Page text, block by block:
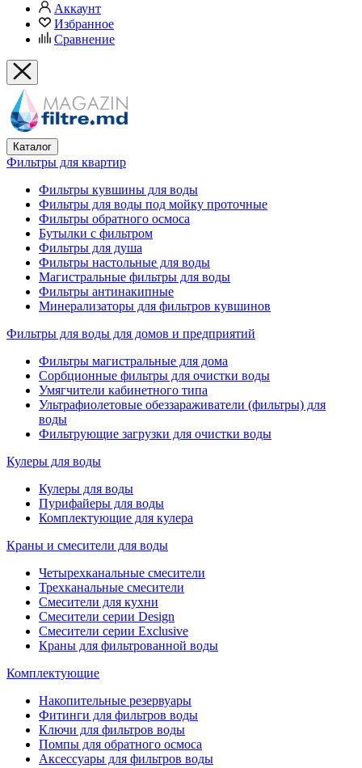
Аккаунт
Избранное
Сравнение
Каталог
Фильтры для квартир
Фильтры кувшины для воды
Фильтры для воды под мойку проточные
Фильтры обратного осмоса
Бутылки с фильтром
Фильтры для душа
Фильтры настольные для воды
Магистральные фильтры для воды
Фильтры антинакипные
Минерализаторы для фильтров кувшинов
Фильтры для воды для домов и предприятий
Фильтры магистральные для дома
Сорбционные фильтры для очистки воды
Умягчители кабинетного типа
Ультрафиолетовые обеззараживатели (фильтры) для
воды
Фильтрующие загрузки для очистки воды
Кулеры для воды
Кулеры для воды
Пурифайеры для воды
Комплектующие для кулера
Краны и смесители для воды
Четырехканальные смесители
Трехканальные смесители
Смесители для кухни
Смесители серии Design
Смесители серии Exclusive
Краны для фильтрованной воды
Комплектующие
Накопительные резервуары
Фитинги для фильтров воды
Ключи для фильтров воды
Помпы для обратного осмоса
Аксессуары для фильтров воды